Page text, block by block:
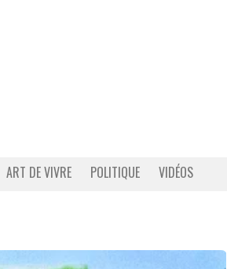
ART DE VIVRE POLITIQUE VIDÉOS